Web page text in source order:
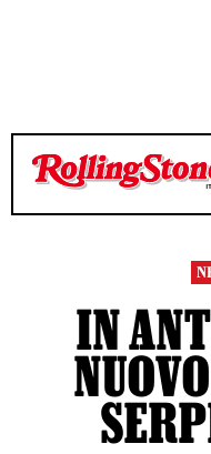
TEMPO DI LETTURA 2
TEMPO DI LETTURA 2
IN